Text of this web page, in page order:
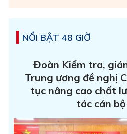
NỔI BẬT 48 GIỜ
Đoàn Kiểm tra,
Trung ương đề nghị
tục nâng cao chất
tác cán bộ